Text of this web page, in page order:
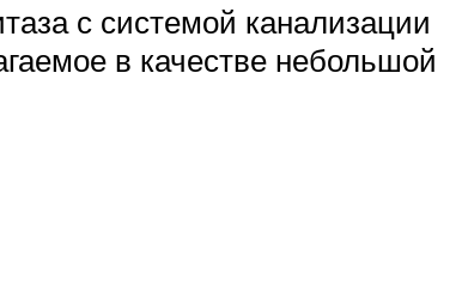
с системой канализации
в качестве небольшой